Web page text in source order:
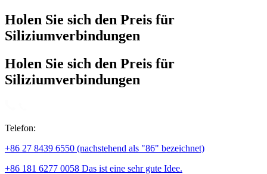
Holen Sie sich den Preis für
Siliziumverbindungen
Holen Sie sich den Preis für
Siliziumverbindungen
Telefon:
+86 27 8439 6550 (nachstehend als "86" bezeichnet)
+86 181 6277 0058 Das ist eine sehr gute Idee.